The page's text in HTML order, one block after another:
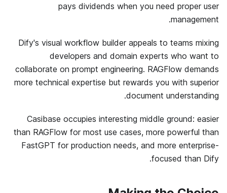
pays dividends when you need proper user
management.
Dify's visual workflow builder appeals to teams mixing
developers and domain experts who want to
collaborate on prompt engineering. RAGFlow demands
more technical expertise but rewards you with superior
document understanding.
Casibase occupies interesting middle ground: easier
than RAGFlow for most use cases, more powerful than
FastGPT for production needs, and more enterprise-
focused than Dify.